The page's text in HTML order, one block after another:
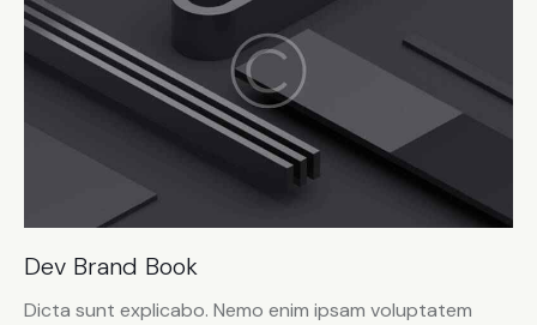
Dev Brand Book
Dicta sunt explicabo. Nemo enim ipsam voluptatem